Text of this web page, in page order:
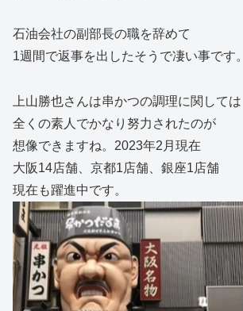
石油会社の副部長の職を辞めて
1週間で返事を出したそうで凄い事です。
上山勝也さんは串かつの調理に関しては
全くの素人でかなり努力されたのが
想像できますね。2023年2月現在
大阪14店舗、京都1店舗、銀座1店舗
現在も躍進中です。